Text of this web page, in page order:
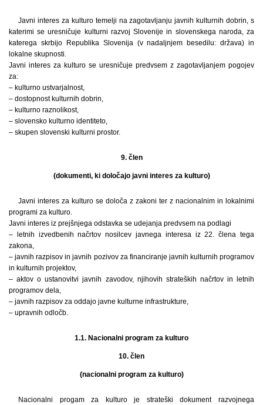
Javni interes za kulturo temelji na zagotavljanju javnih kulturnih dobrin, s
katerimi se uresničuje kulturni razvoj Slovenije in slovenskega naroda, za
katerega skrbijo Republika Slovenija (v nadaljnjem besedilu: država) in
lokalne skupnosti.
Javni interes za kulturo se uresničuje predvsem z zagotavljanjem pogojev
za:
– kulturno ustvarjalnost,
– dostopnost kulturnih dobrin,
– kulturno raznolikost,
– slovensko kulturno identiteto,
– skupen slovenski kulturni prostor.
9. člen
(dokumenti, ki določajo javni interes za kulturo)
Javni interes za kulturo se določa z zakoni ter z nacionalnim in lokalnimi
programi za kulturo.
Javni interes iz prejšnjega odstavka se udejanja predvsem na podlagi
– letnih izvedbenih načrtov nosilcev javnega interesa iz 22. člena tega
zakona,
– javnih razpisov in javnih pozivov za financiranje javnih kulturnih programov
in kulturnih projektov,
– aktov o ustanovitvi javnih zavodov, njihovih strateških načrtov in letnih
programov dela,
– javnih razpisov za oddajo javne kulturne infrastrukture,
– upravnih odločb.
1.1. Nacionalni program za kulturo
10. člen
(nacionalni program za kulturo)
Nacionalni progam za kulturo je strateški dokument razvojnega